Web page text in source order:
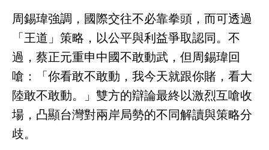
周錫瑋強調，國際交往不必靠拳頭，而可透過
「王道」策略，以公平與利益爭取認同。不
過，蔡正元重申中國不敢動武，但周錫瑋回
嗆：「你看敢不敢動，我今天就跟你賭，看大
陸敢不敢動。」雙方的辯論最終以激烈互嗆收
場，凸顯台灣對兩岸局勢的不同解讀與策略分
歧。